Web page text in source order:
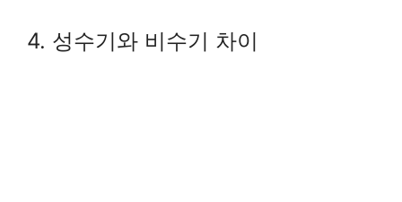
4. 성수기와 비수기 차이